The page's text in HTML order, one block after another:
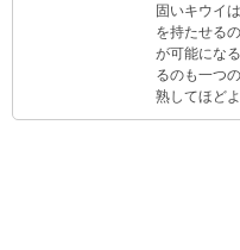
固いキウイ
を持たせる
が可能にな
るのも一つ
熟してほど